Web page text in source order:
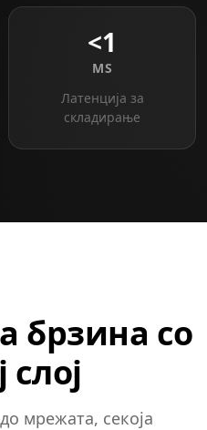
<1
MS
Латенција за
складирање
брзина со
слој
мрежата, секоја